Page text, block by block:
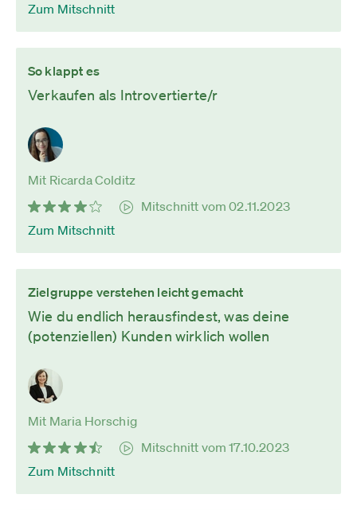
Zum Mitschnitt
So klappt es
Verkaufen als Introvertierte/r
Mit Ricarda Colditz
Mitschnitt vom 02.11.2023
Zum Mitschnitt
Zielgruppe verstehen leicht gemacht
Wie du endlich herausfindest, was deine
(potenziellen) Kunden wirklich wollen
Mit Maria Horschig
Mitschnitt vom 17.10.2023
Zum Mitschnitt